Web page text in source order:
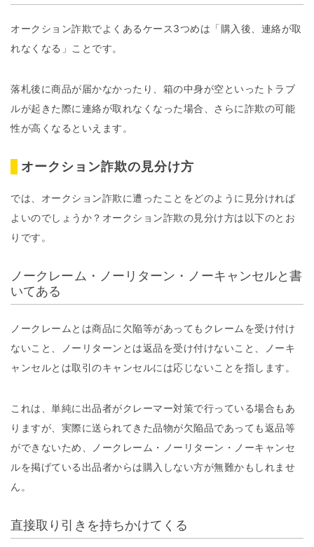
オークション詐欺でよくあるケース3つめは「購入後、連絡が取
れなくなる」ことです。
落札後に商品が届かなかったり、箱の中身が空といったトラブ
ルが起きた際に連絡が取れなくなった場合、さらに詐欺の可能
性が高くなるといえます。
オークション詐欺の見分け方
では、オークション詐欺に遭ったことをどのように見分ければ
よいのでしょうか？オークション詐欺の見分け方は以下のとお
りです。
ノークレーム・ノーリターン・ノーキャンセルと書
いてある
ノークレームとは商品に欠陥等があってもクレームを受け付け
ないこと、ノーリターンとは返品を受け付けないこと、ノーキ
ャンセルとは取引のキャンセルには応じないことを指します。
これは、単純に出品者がクレーマー対策で行っている場合もあ
りますが、実際に送られてきた品物が欠陥品であっても返品等
ができないため、ノークレーム・ノーリターン・ノーキャンセ
ルを掲げている出品者からは購入しない方が無難かもしれませ
ん。
直接取り引きを持ちかけてくる